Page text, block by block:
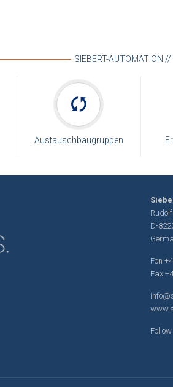
SIEBERT-AUTOMATION //
Austauschbaugruppen
D-
Fon
Fax